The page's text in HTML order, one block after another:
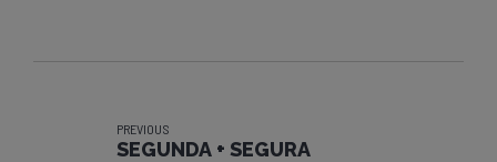
PREVIOUS
SEGUNDA + SEGURA